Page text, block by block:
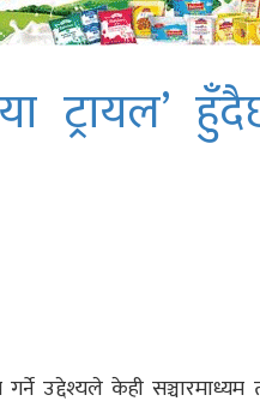
ट्रायल’
उद्देश्यले केही सञ्चारमाध्यम